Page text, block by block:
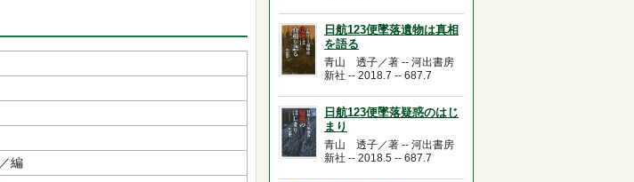
／編
日航123便墜落遺物は真相
を語る
青山 透子／著 -- 河出書房
新社 -- 2018.7 -- 687.7
日航123便墜落疑惑のはじ
まり
青山 透子／著 -- 河出書房
新社 -- 2018.5 -- 687.7